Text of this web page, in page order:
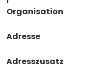
Organisation
Adresse
Adresszusatz